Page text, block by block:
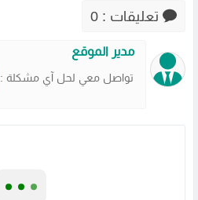
تعليقات : 0
مدير الموقع
تواصل معي لحل آي مشكلة :